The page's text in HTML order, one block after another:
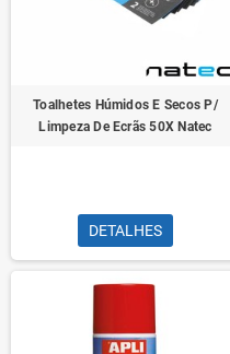
Toalhetes Húmidos E Secos P/
Limpeza De Ecrãs 50X Natec
DETALHES